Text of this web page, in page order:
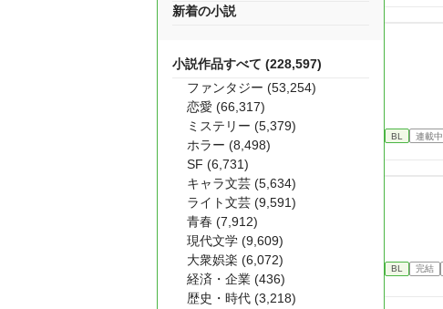
BL 連載中
BL 完結
新着の小説
小説作品すべて (228,597)
ファンタジー (53,254)
恋愛 (66,317)
ミステリー (5,379)
ホラー (8,498)
SF (6,731)
キャラ文芸 (5,634)
ライト文芸 (9,591)
青春 (7,912)
現代文学 (9,609)
大衆娯楽 (6,072)
経済・企業 (436)
歴史・時代 (3,218)